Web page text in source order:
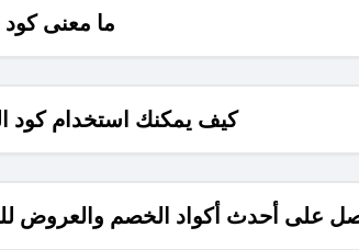
ما معنى
كيف يمكنك استخدام كود
على أحدث أكواد الخصم والعروض